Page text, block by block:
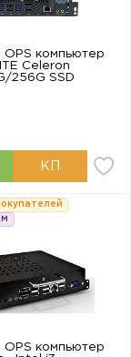
компьютер
Celeron
256G SSD
компьютер